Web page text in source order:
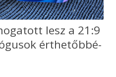
lesz a 21:9
érthetőbbé-